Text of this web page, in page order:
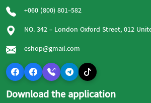
+060 (800) 801-582
NO. 342 - London Oxford Street, 012
eshop@gmail.com
Download the application